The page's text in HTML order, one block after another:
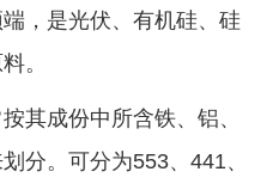
，是光伏、有机硅、硅
。
其成份中所含铁、铝、
分。可分为553、441、